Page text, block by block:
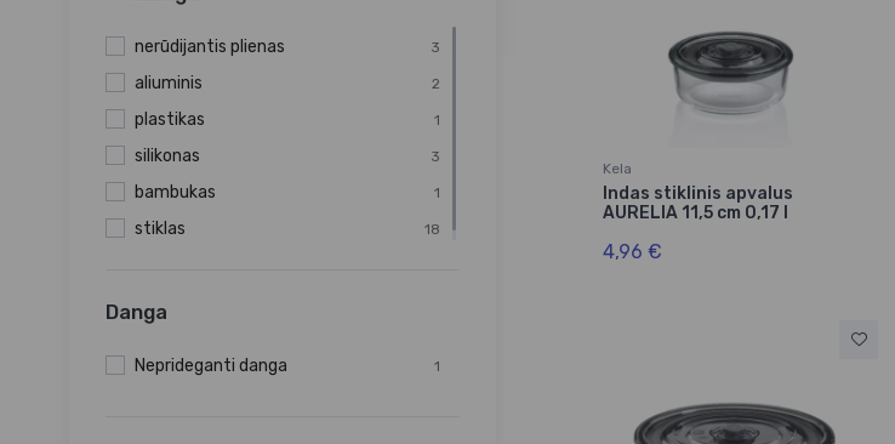
nerūdijantis plienas 3
aliuminis 2
plastikas 1
silikonas 3
bambukas 1
stiklas 18
Danga
Neprideganti danga 1
Kela
Indas stiklinis apvalus
AURELIA 11,5 cm 0,17 l
4,96 €